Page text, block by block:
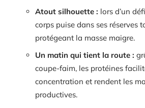
Atout silhouette : lors d’un
corps puise dans ses réserves
protégeant la masse maigre.
Un matin qui tient la route :
coupe-faim, les protéines
concentration et rendent les
productives.